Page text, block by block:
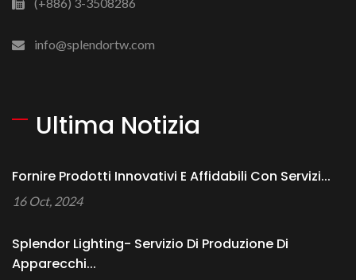
info@splendortw.com
Ultima Notizia
Fornire Prodotti Innovativi E Affidabili Con Servizi...
16 Oct, 2024
Splendor Lighting- Servizio Di Produzione Di
Apparecchi...